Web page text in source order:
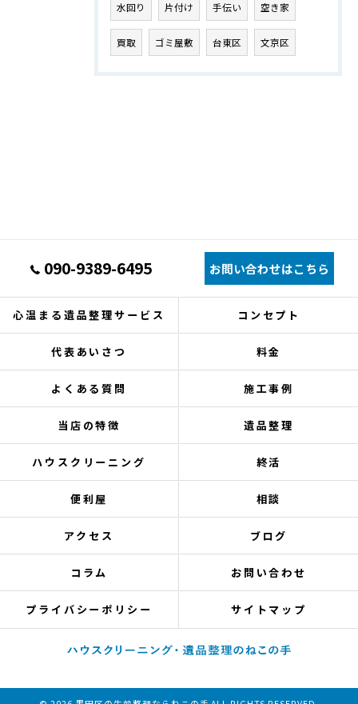
水回り 片付け 手伝い 空き家
買取 ゴミ屋敷 台東区 文京区
090-9389-6495 お問い合わせはこちら
心温まる遺品整理サービス コンセプト
代表あいさつ 料金
よくある質問 施工事例
当店の特徴 遺品整理
ハウスクリーニング 終活
便利屋 相談
アクセス ブログ
コラム お問い合わせ
プライバシーポリシー サイトマップ